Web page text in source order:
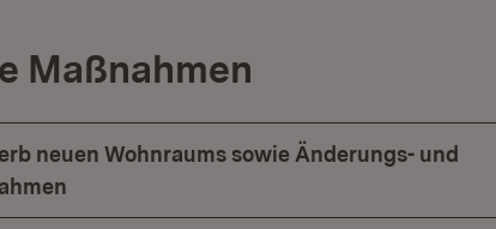
Maßnahmen
neuen Wohnraums sowie Änderungs- und